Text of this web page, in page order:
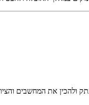
ולהכין את המחשבים